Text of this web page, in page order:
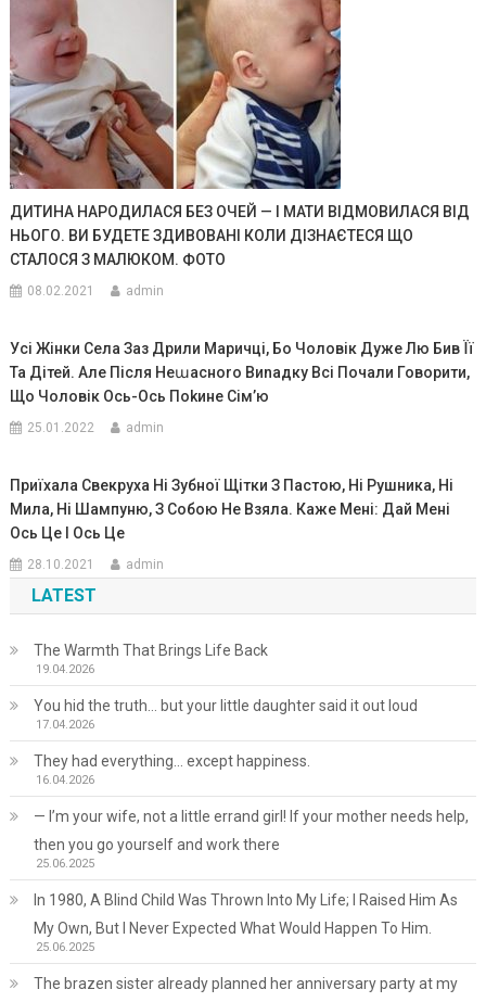
ДИТИНА НАРОДИЛАСЯ БЕЗ ОЧЕЙ — І МАТИ ВІДМОВИЛАСЯ ВІД
НЬОГО. ВИ БУДЕТЕ ЗДИВОВАНІ КОЛИ ДІЗНАЄТЕСЯ ЩО
СТАЛОСЯ З МАЛЮКОМ. ФОТО
08.02.2021 admin
Усі Жінки Села Заз Дрили Маричці, Бо Чоловік Дуже Лю Бив Її
Та Дітей. Але Після Неաасноrо Виnадку Всі Почали Говорити,
Що Чоловік Ось-Ось Поkине Сім’ю
25.01.2022 admin
Приїхала Свекруха Ні Зубної Щітки З Пастою, Ні Рушника, Ні
Мила, Ні Шампуню, З Собою Не Взяла. Каже Мені: Дай Мені
Ось Це І Ось Це
28.10.2021 admin
LATEST
The Warmth That Brings Life Back
19.04.2026
You hid the truth… but your little daughter said it out loud
17.04.2026
They had everything… except happiness.
16.04.2026
— I’m your wife, not a little errand girl! If your mother needs help,
then you go yourself and work there
25.06.2025
In 1980, A Blind Child Was Thrown Into My Life; I Raised Him As
My Own, But I Never Expected What Would Happen To Him.
25.06.2025
The brazen sister already planned her anniversary party at my